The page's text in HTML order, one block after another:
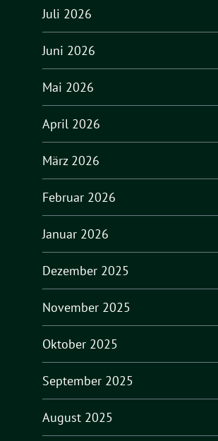
Juli 2026
Juni 2026
Mai 2026
April 2026
März 2026
Februar 2026
Januar 2026
Dezember 2025
November 2025
Oktober 2025
September 2025
August 2025